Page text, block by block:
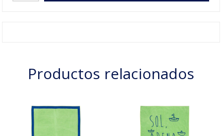
Productos relacionados